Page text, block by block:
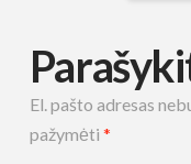
El. pašto adresas
pažymėti *